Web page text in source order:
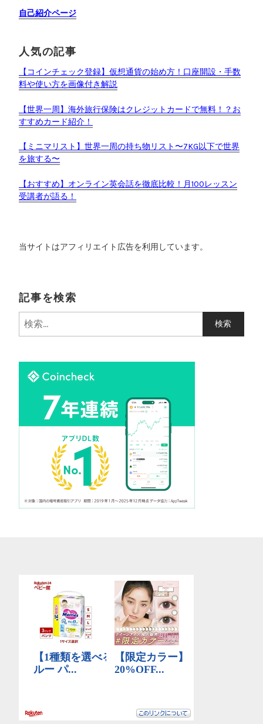
自己紹介ページ
人気の記事
【コインチェック登録】仮想通貨の始め方！口座開設・手数
料や使い方を画像付き解説
【世界一周】海外旅行保険はクレジットカードで無料！？お
すすめカード紹介！
【ミニマリスト】世界一周の持ち物リスト〜7KG以下で世界
を旅する〜
【おすすめ】オンライン英会話を徹底比較！月100レッスン
受講者が語る！
当サイトはアフィリエイト広告を利用しています。
記事を検索
検
索